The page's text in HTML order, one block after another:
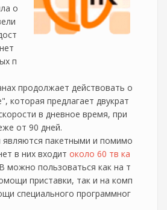
о
п
продолжает действовать о
которая предлагает двукрат
в дневное время, при
от 90 дней.
пакетными и помимо
в них входит около 60 тв ка
можно пользоваться как на т
приставки, так и на комп
специального программног